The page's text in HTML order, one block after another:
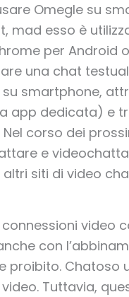
Omegle su
mad esso è
per Android
una chat
smartphone,
app dedicata) e
Nel corso dei
e
siti di video
video
con
proibito. Chatoso
Tuttavia,